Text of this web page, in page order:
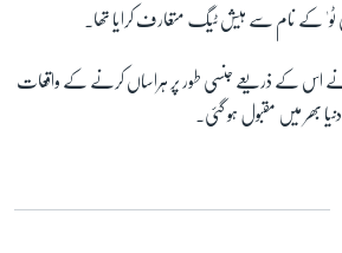
'می ٹو' کے نام سے ہیش ٹیگ متعارف کرایا تھا۔
نے اس کے ذریعے جنسی طور پر ہراساں کرنے کے واقعات
دنیا بھر میں مقبول ہو گئی۔